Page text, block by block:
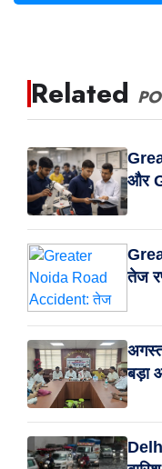
Related
और
तेज
बड़ा